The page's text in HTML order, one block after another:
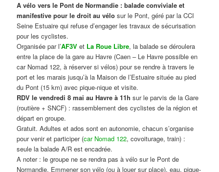
A vélo vers le Pont de Normandie : balade conviviale et
manifestive pour le droit au vélo sur le Pont, géré par la CCI
Seine Estuaire qui refuse d’engager les travaux de sécurisation
pour les cyclistes.
Organisée par l’AF3V et La Roue Libre, la balade se déroulera
entre la place de la gare au Havre (Caen – Le Havre possible en
car Nomad 122, à réserver si vélos) pour se rendre à travers le
port et les marais jusqu’à la Maison de l’Estuaire située au pied
du Pont (15 km) avec pique-nique et visite.
RDV le vendredi 8 mai au Havre à 11h sur le parvis de la Gare
(routière + SNCF) : rassemblement des cyclistes de la région et
départ en groupe.
Gratuit. Adultes et ados sont en autonomie, chacun s’organise
pour venir et participer (car Nomad 122, covoiturage, train) :
seule la balade A/R est encadrée.
A noter : le groupe ne se rendra pas à vélo sur le Pont de
Normandie. Emmener son vélo (ou à louer sur place), eau, pique-